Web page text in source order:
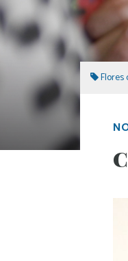
Flores